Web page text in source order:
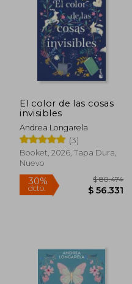
50%
dcto. $ 52.975
El color de las cosas
invisibles
Andrea Longarela
(3)
Booket, 2026, Tapa Dura,
Nuevo